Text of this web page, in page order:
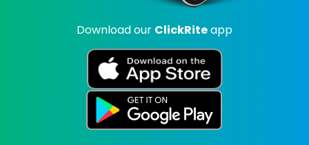
Download our ClickRiteapp